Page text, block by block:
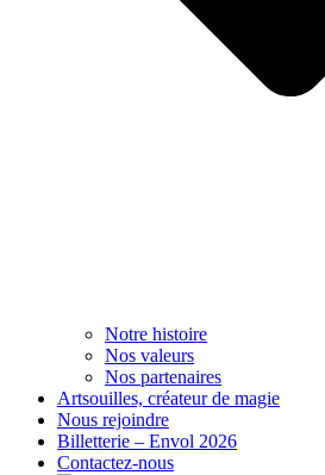
Notre histoire
Nos valeurs
Nos partenaires
Artsouilles, créateur de magie
Nous rejoindre
Billetterie – Envol 2026
Contactez-nous